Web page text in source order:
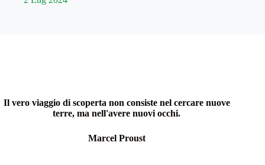
Il vero viaggio di scoperta non consiste nel cercare nuove
terre, ma nell'avere nuovi occhi.
Marcel Proust